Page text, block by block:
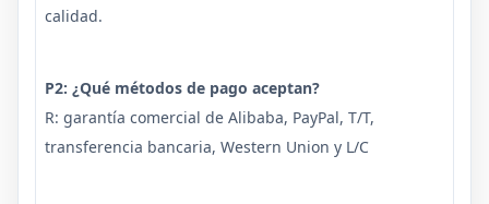
calidad.
P2: ¿Qué métodos de pago aceptan?
R: garantía comercial de Alibaba, PayPal, T/T,
transferencia bancaria, Western Union y L/C